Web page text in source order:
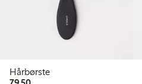
Hårbørste